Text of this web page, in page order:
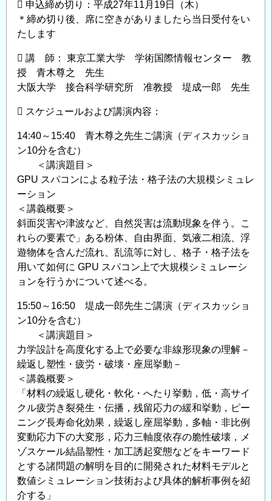
知
ら
せ
の
 申込締め切り：平成27年11月19日（木）
＊締め切り後、席に空きがありましたら当日受付をい
たします
 講 師： 東京工業大学 学術国際情報センター 教
授 青木尊之 先生
大阪大学 接合科学研究所 准教授 堤成一郎 先生
 スケジュールおよび講演内容：
14:40～15:40 青木尊之先生ご講演（ディスカッショ
ン10分を含む）
＜講演題目＞
GPU スパコンによる粒子法・格子法の大規模シミュレ
ーション
＜講義概要＞
斜面災害や津波など、自然災害は流動現象を伴う。こ
れらの要素で」ある粉体、自由界面、気液二相流、浮
遊物体を含んだ流れ、乱流等に対し、格子・格子法を
用いて如何に GPU スパコン上で大規模シミュレーシ
ョンを行うかについて述べる。
15:50～16:50 堤成一郎先生ご講演（ディスカッショ
ン10分を含む）
＜講演題目＞
力学設計を高度化する上で必要な非線形現象の理解－
繰返し塑性・疲労・破壊・座屈挙動－
＜講義概要＞
「材料の繰返し硬化・軟化・へたり挙動，低・高サイ
クル疲労き裂発生・伝播，残留応力の緩和挙動，ピー
ニング長寿命化効果，繰返し座屈挙動，多軸・非比例
変動応力下の大変形，応力三軸度依存の脆性破壊，メ
ゾスケール結晶塑性・加工誘起変態などをキーワード
とする諸問題の解明を目的に開発された材料モデルと
数値シミュレーション技術および具体的解析事例を紹
介する」